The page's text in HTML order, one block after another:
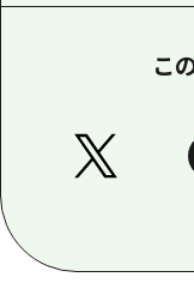
こ